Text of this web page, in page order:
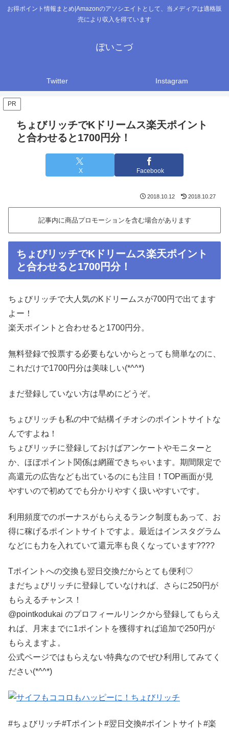
お得ポイント情報まとめ|Amazonのアソシエイトとして、当メディアは適格販
売により収入を得ています
ぽいこづ
Twitter Instagram
PR
ちょびリッチでKドリームス楽天ポイント
と合わせると1700円分！
X Facebook
2018.10.12 2018.10.27
記事内に商品プロモーションを含む場合があります
ちょびリッチでKドリームス楽天ポイント
と合わせると1700円分！
ちょびリッチで大人気のKドリームスが700円で出てます
よー！
楽天ポイントと合わせると1700円分。
無料登録で投票する必要もないからとっても簡単なのに、
これだけで1700円分は美味しい(*^^*)
まだ登録していない方は早めにどうぞ︎。
ちょびリッチも私の中で結構イチオシのポイントサイトな
んですよね！
ちょびリッチに登録しておけばアンケートやモニターと
か、ほぼポイント関係は網羅できちゃいます。期間限定で
高還元の広告なども出ているのにも注目！TOP画面が見
やすいので初めてでも分かりやすく扱いやすいです。
利用頻度でのボーナスがもらえるランク制度もあって、お
得に稼げるポイントサイトですよ。最近はインスタグラム
などにも力を入れていて還元率も良くなっています????
Tポイントへの交換も翌日交換だからとても便利♡
まだちょびリッチに登録していなければ、さらに250円が
もらえるチャンス！
@pointkodukai のプロフィールリンクから登録してもらえ
れば、月末までに1ポイントを獲得すれば追加で250円が
もらえますよ。
公式ページではもらえない特典なのでぜひ利用してみてく
ださい(*^^*)
#ちょびリッチ#Tポイント#翌日交換#ポイントサイト#楽